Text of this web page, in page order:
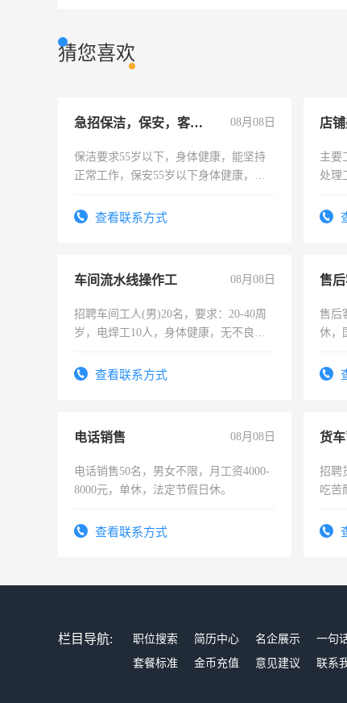
猜您喜欢
急招保洁，保安，客服，工程 08月08日
保洁要求55岁以下，身体健康，能坚持
正常工作，保安55岁以下身体健康，有
录，客服要求45岁以下高中以上文化，
查看联系方式
店
主要
处理
车间流水线操作工 08月08日
招聘车间工人(男)20名，要求：20-40周
岁，电焊工10人，身体健康，无不良嗜
宿，免费发放劳保用品，两班倒，每月
查看联系方式
售
售后
休，
电话销售 08月08日
电话销售50名，男女不限，月工资4000-
8000元，单休，法定节假日休。
查看联系方式
货
招聘
吃苦
栏目导航: 职位搜索 简历中心 名企展示 一句
套餐标准
金币充值 意见建议 联系